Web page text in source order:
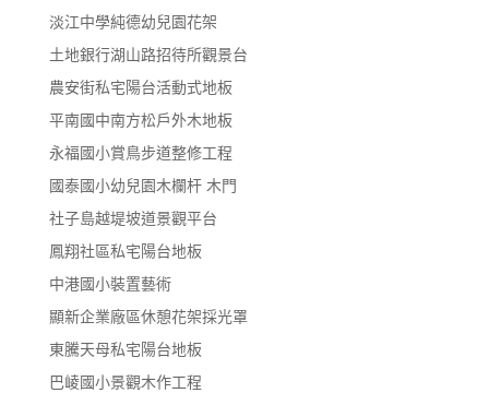
淡江中學純德幼兒園花架
土地銀行湖山路招待所觀景台
農安街私宅陽台活動式地板
平南國中南方松戶外木地板
永福國小賞鳥步道整修工程
國泰國小幼兒園木欄杆 木門
社子島越堤坡道景觀平台
鳳翔社區私宅陽台地板
中港國小裝置藝術
顯新企業廠區休憩花架採光罩
東騰天母私宅陽台地板
巴崚國小景觀木作工程